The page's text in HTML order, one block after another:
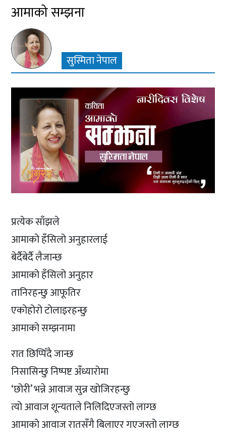
आमाको सम्झना
सुस्मिता नेपाल
प्रत्येक साँझले
आमाको हँसिलो अनुहारलाई
बेर्दैबेर्दै लैजान्छ
आमाको हँसिलो अनुहार
तानिरहन्छु आफूतिर
एकोहोरो टोलाइरहन्छु
आमाको सम्झनामा
रात छिप्पिँदै जान्छ
निसासिन्छु निष्पष्ट अँध्यारोमा
‘छोरी’ भन्ने आवाज सुन्न खोजिरहन्छु
त्यो आवाज शून्यताले निलिदिएजस्तो लाग्छ
आमाको आवाज रातसँगै बिलाएर गएजस्तो लाग्छ